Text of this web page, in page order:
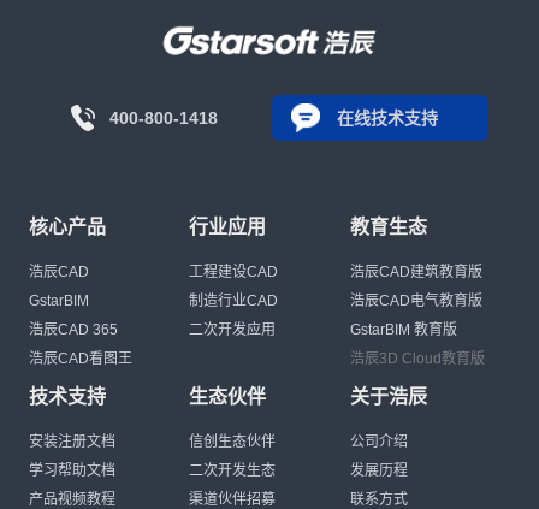
400-800-1418 在线技术支持
核心产品
浩辰CAD
GstarBIM
浩辰CAD 365
浩辰CAD看图王
行业应用
工程建设CAD
制造行业CAD
二次开发应用
教育生态
浩辰CAD建筑教育版
浩辰CAD电气教育版
GstarBIM 教育版
浩辰3D Cloud教育版
技术支持
安装注册文档
学习帮助文档
产品视频教程
生态伙伴
信创生态伙伴
二次开发生态
渠道伙伴招募
关于浩辰
公司介绍
发展历程
联系方式